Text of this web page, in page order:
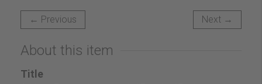
← Previous Next →
About this item
Title